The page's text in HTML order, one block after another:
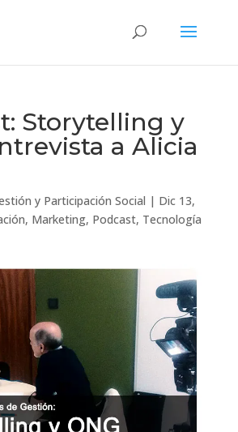
Storytelling y
a Alicia
y Participación Social | Dic 13,
, Marketing, Podcast, Tecnología